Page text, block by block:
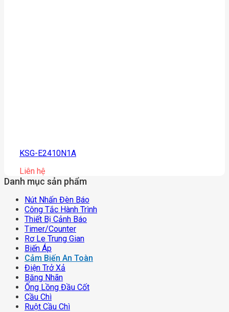
KSG-E2410N1A
Liên hệ
Danh mục sản phẩm
Nút Nhấn Đèn Báo
Công Tắc Hành Trình
Thiết Bị Cảnh Báo
Timer/counter
Rơ Le Trung Gian
Biến Áp
Cảm Biến An Toàn
Điện Trở Xả
Băng Nhãn
Ống Lồng Đầu Cốt
Cầu Chì
Ruột Cầu Chì